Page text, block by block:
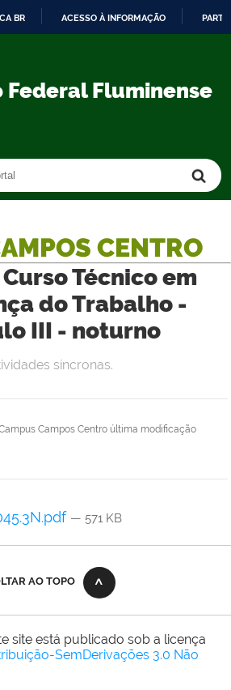
CONTEÚDO
BR ACESSO À INFORMAÇÃO
Fluminense
CENTRO
Técnico em
do Trabalho -
III - noturno
Campos Centro última modificação
síncronas.
— 571 KB
AO TOPO
site está publicado sob a licença
SemDerivações 3.0 Não